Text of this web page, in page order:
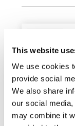
This website
We use cookies
provide social
We also share
our social
may combine it